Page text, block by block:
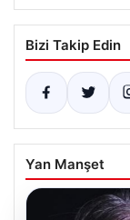
Bizi Takip Edin
Yan Manşet